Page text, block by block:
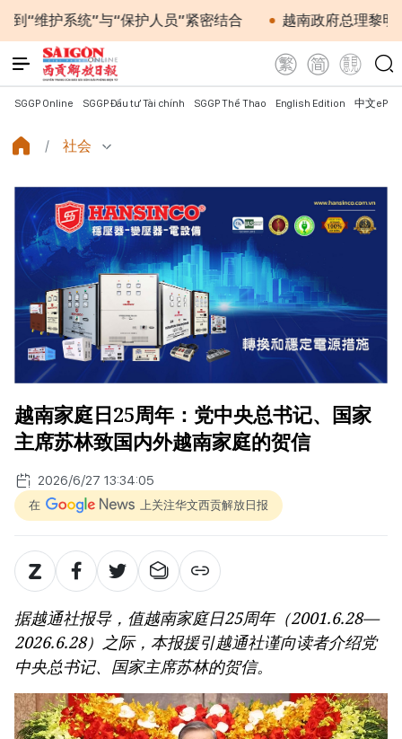
统”与“保护人员”紧密结合 越南政府总理黎明兴会见马
SGGP Online SGGP Đầu tư Tài chính SGGP Thể Thao English Edition 中文
社会
越南家庭日25周年：党中央总书记、国家
主席苏林致国内外越南家庭的贺信
2026/6/27 13:34:05
在 上关注华文西贡解放日报
据越通社报导，值越南家庭日25周年（2001.6.28—
2026.6.28）之际，本报援引越通社谨向读者介绍党
中央总书记、国家主席苏林的贺信。